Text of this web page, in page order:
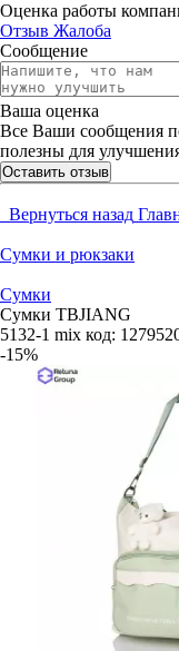
Оценка работы
Отзыв Жалоба
Сообщение
Ваша оценка
Все Ваши сообщения
полезны для
Оставить отзыв
Вернуться назад
Сумки и рюкзаки
Сумки
Сумки TBJIANG
5132-1 mix код:
-15%